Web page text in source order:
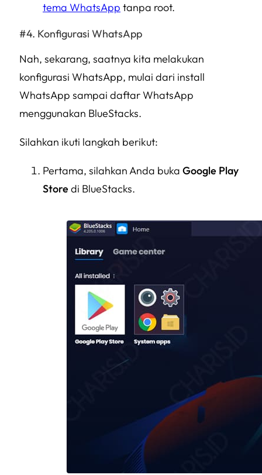
tema WhatsApp tanpa root.
Konfigurasi WhatsApp
Nah, sekarang, saatnya kita melakukan
konfigurasi WhatsApp, mulai dari install
WhatsApp sampai daftar WhatsApp
menggunakan BlueStacks.
Silahkan ikuti langkah berikut:
Pertama, silahkan Anda buka Google Play
Storedi BlueStacks.